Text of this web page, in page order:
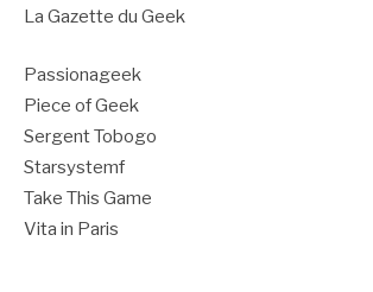
La Gazette du Geek
Passionageek
Piece of Geek
Sergent Tobogo
Starsystemf
Take This Game
Vita in Paris